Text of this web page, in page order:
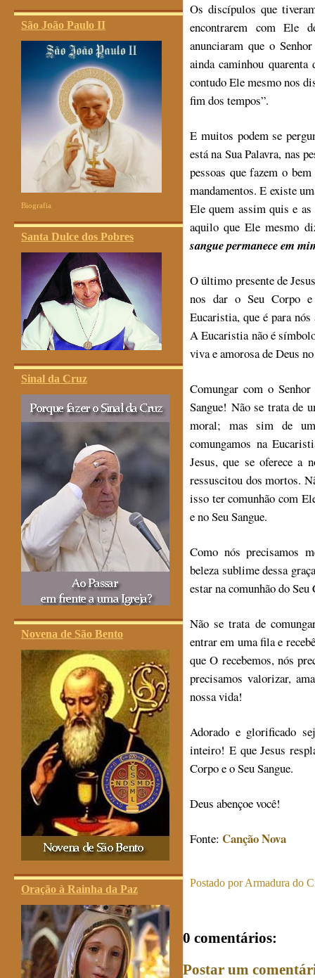
São João Paulo II
Biografia
Santa Dulce dos Pobres
Sinal da Cruz
Novena de São Bento
Oração à Rainha da Paz
Os discípulos que
encontrarem com Ele
anunciaram que o
ainda caminhou
contudo Ele mesmo nos
fim dos tempos”.
E muitos podem se
está na Sua Palavra, nas
pessoas que fazem o
mandamentos. E existe
Ele quem assim quis e
aquilo que Ele mesmo
sangue permanece em
O último presente de
nos dar o Seu Corpo e
Eucaristia, que é para
A Eucaristia não é
viva e amorosa de Deus
Comungar com o
Sangue! Não se trata de
moral; mas sim de
comungamos na
Jesus, que se oferece a
ressuscitou dos mortos.
isso ter comunhão com
e no Seu Sangue.
Como nós precisamos
beleza sublime dessa
estar na comunhão do
Não se trata de
entrar em uma fila e
que O recebemos, nós
precisamos valorizar,
nossa vida!
Adorado e glorificado
inteiro! E que Jesus
Corpo e o Seu Sangue.
Deus abençoe você!
Fonte: Canção Nova
Postado porArmadura do
0 comentários:
Postar um